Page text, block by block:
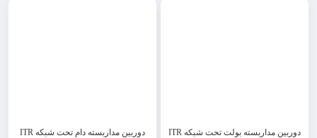
دوربین مداربسته بولت تحت شبکه ITR
دوربین مداربسته دام تحت شبکه ITR